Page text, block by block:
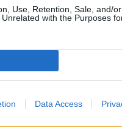
Use, Retention, Sale, and/
with the Purposes
Data Access
nie rozwiąże nawet
Tak wymiata miotła